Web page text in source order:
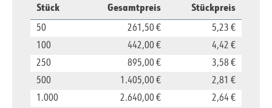
Stück Gesamtpreis Stückpreis
50 261,50 €
5,23 €
100
442,00 €
4,42 €
250
895,00 €
3,58 €
500
1.405,00 €
2,81 €
1.000
2.640,00 €
2,64 €